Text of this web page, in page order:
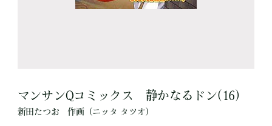
マンサンQコミックス 静かなるドン(16)
新田たつお 作画 （ニッタ タツオ）